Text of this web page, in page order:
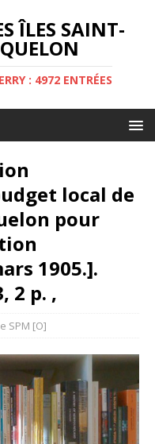
ÎLES SAINT-
: 4972 ENTRÉES
local de
pour
1905.].
2 p. ,
SPM [O]